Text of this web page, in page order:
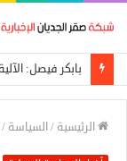
الرئيسية /السياسة /